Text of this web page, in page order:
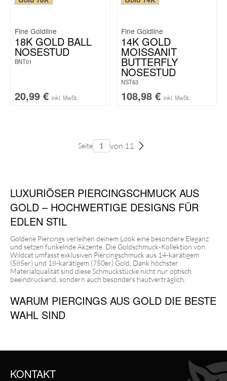
Fine Goldline
18K GOLD BALL
NOSESTUD
BNT01
20,99 € inkl. MwSt.
Fine Goldline
14K GOLD
MOISSANIT
BUTTERFLY
NOSESTUD
NST63
108,98 € inkl. MwSt.
Seite von 11
LUXURIÖSER PIERCINGSCHMUCK AUS
GOLD – HOCHWERTIGE DESIGNS FÜR
EDLEN STIL
Goldene Piercings verleihen deinem Look eine besondere Eleganz
und setzen funkelnde Akzente. Die Goldschmuck-Kollektion von
Wildcat umfasst exklusiven Piercingschmuck aus 14-karätigem
(585er) und 18-karätigem (750er) Gold. Dank höchster
Materialqualität sind diese Schmuckstücke nicht nur optisch
beeindruckend, sondern auch besonders hautverträglich.
WARUM PIERCINGS AUS GOLD DIE BESTE
WAHL SIND
den Ersteinsatz eignet. Im Gegensatz zu vergoldeten
sodass es seinen Glanz über Jahre hinweg behält. Die präzise
Verarbeitung sorgt für höchsten Tragekomfort und eine edle Optik,
KONTAKT